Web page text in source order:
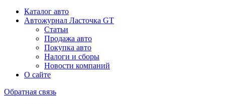
Каталог авто
Автожурнал Ласточка GT
Статьи
Продажа авто
Покупка авто
Налоги и сборы
Новости компаний
О сайте
Обратная связь